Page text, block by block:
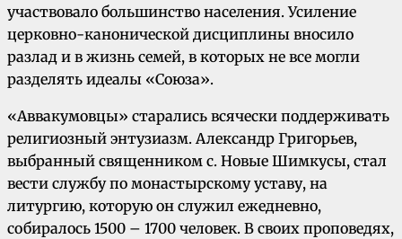
участвовало большинство населения. Усиление
церковно-канонической дисциплины вносило
разлад и в жизнь семей, в которых не все могли
разделять идеалы «Союза».
«Аввакумовцы» старались всячески поддерживать
религиозный энтузиазм. Александр Григорьев,
выбранный священником с. Новые Шимкусы, стал
вести службу по монастырскому уставу, на
литургию, которую он служил ежедневно,
собиралось 1500 – 1700 человек. В своих проповедях,